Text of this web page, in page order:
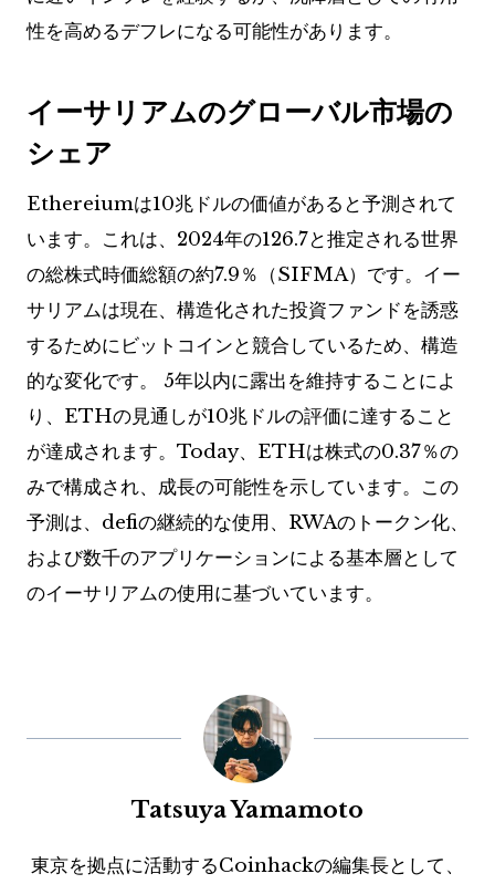
性を高めるデフレになる可能性があります。
イーサリアムのグローバル市場の
シェア
Ethereiumは10兆ドルの価値があると予測されて
います。これは、2024年の126.7と推定される世界
の総株式時価総額の約7.9％（SIFMA）です。イー
サリアムは現在、構造化された投資ファンドを誘惑
するためにビットコインと競合しているため、構造
的な変化です。 5年以内に露出を維持することによ
り、ETHの見通しが10兆ドルの評価に達すること
が達成されます。Today、ETHは株式の0.37％の
みで構成され、成長の可能性を示しています。この
予測は、defiの継続的な使用、RWAのトークン化、
および数千のアプリケーションによる基本層として
のイーサリアムの使用に基づいています。
Tatsuya Yamamoto
東京を拠点に活動するCoinhackの編集長として、